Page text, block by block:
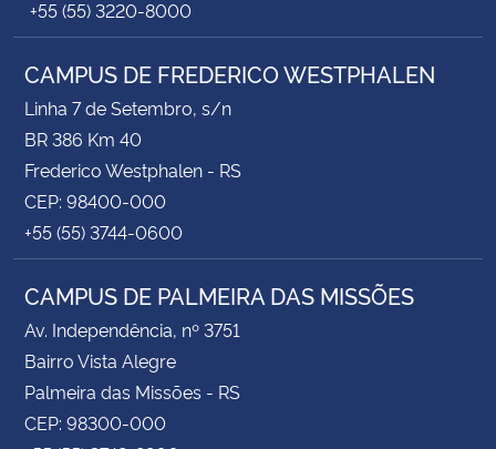
+55 (55) 3220-8000
CAMPUS DE FREDERICO WESTPHALEN
Linha 7 de Setembro, s/n
BR 386 Km 40
Frederico Westphalen - RS
CEP: 98400-000
+55 (55) 3744-0600
CAMPUS DE PALMEIRA DAS MISSÕES
Av. Independência, nº 3751
Bairro Vista Alegre
Palmeira das Missões - RS
CEP: 98300-000